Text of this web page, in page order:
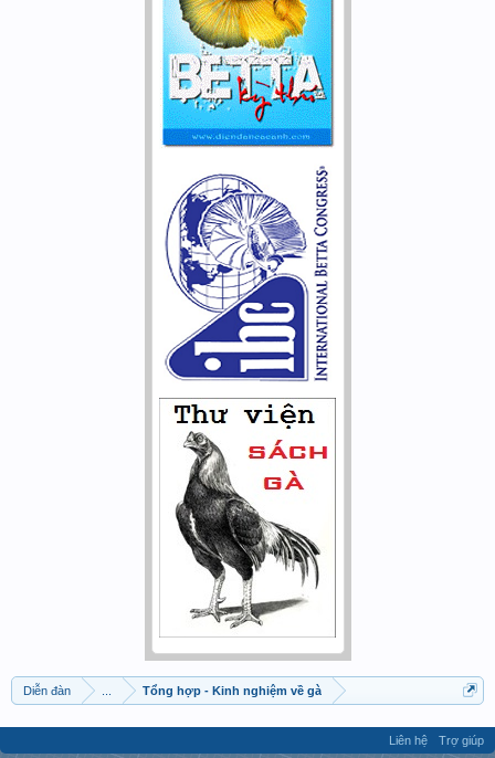
Diễn đàn ... Tổng hợp - Kinh nghiệm về gà
Liên hệ Trợ giúp